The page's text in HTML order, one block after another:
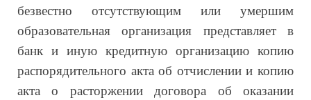
безвестно отсутствующим или умершим
образовательная организация представляет в
банк и иную кредитную организацию копию
распорядительного акта об отчислении и копию
акта о расторжении договора об оказании